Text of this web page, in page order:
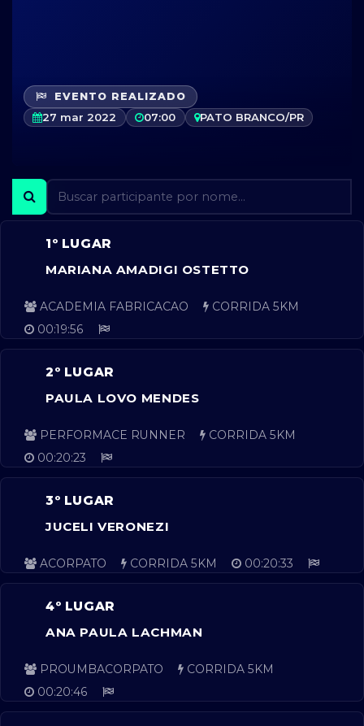
EVENTO REALIZADO
27 mar 2022 07:00 PATO BRANCO/PR
1º LUGAR
MARIANA AMADIGI OSTETTO
ACADEMIA FABRICACAO
CORRIDA 5KM
00:19:56
2º LUGAR
PAULA LOVO MENDES
PERFORMACE RUNNER
CORRIDA 5KM
00:20:23
3º LUGAR
JUCELI VERONEZI
ACORPATO CORRIDA 5KM 00:20:33
4º LUGAR
ANA PAULA LACHMAN
PROUMBACORPATO
CORRIDA 5KM
00:20:46